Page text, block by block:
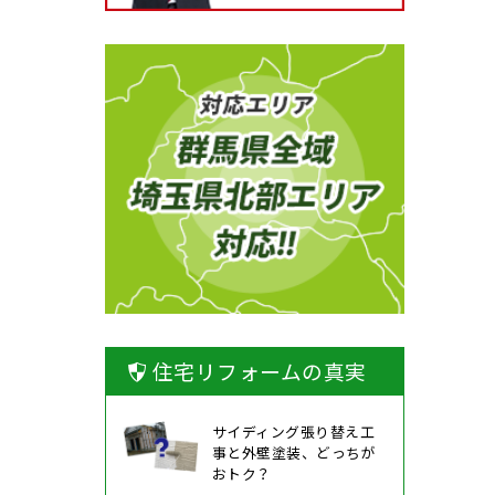
住宅リフォームの真実
サイディング張り替え工
事と外壁塗装、どっちが
おトク？